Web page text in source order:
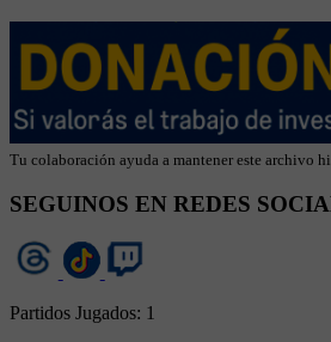
Tu colaboración ayuda a mantener este archivo
SEGUINOS EN REDES
Partidos Jugados: 1